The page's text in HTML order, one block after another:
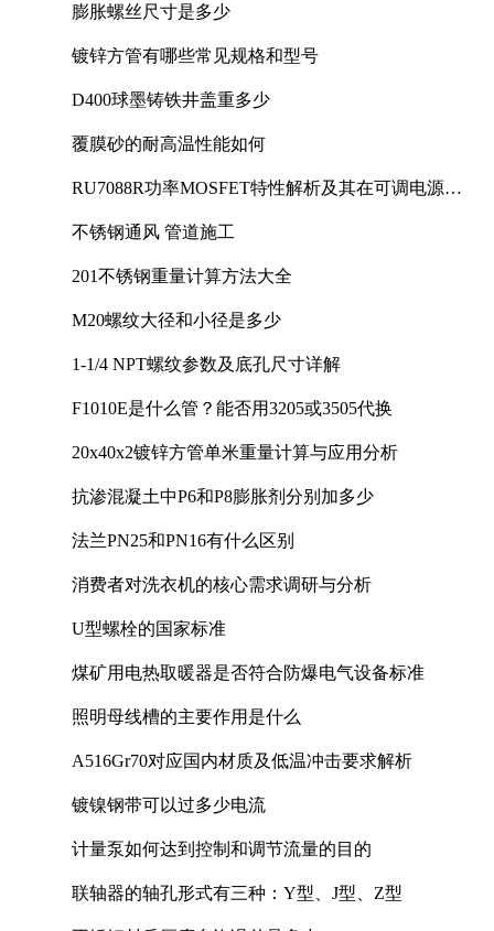
膨胀螺丝尺寸是多少
镀锌方管有哪些常见规格和型号
D400球墨铸铁井盖重多少
覆膜砂的耐高温性能如何
RU7088R功率MOSFET特性解析及其在可调电源设
不锈钢通风 管道施工
201不锈钢重量计算方法大全
M20螺纹大径和小径是多少
1-1/4 NPT螺纹参数及底孔尺寸详解
F1010E是什么管？能否用3205或3505代换
20x40x2镀锌方管单米重量计算与应用分析
抗渗混凝土中P6和P8膨胀剂分别加多少
法兰PN25和PN16有什么区别
消费者对洗衣机的核心需求调研与分析
U型螺栓的国家标准
煤矿用电热取暖器是否符合防爆电气设备标准
照明母线槽的主要作用是什么
A516Gr70对应国内材质及低温冲击要求解析
镀镍钢带可以过多少电流
计量泵如何达到控制和调节流量的目的
联轴器的轴孔形式有三种：Y型、J型、Z型